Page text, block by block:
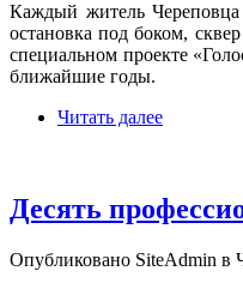
Каждый житель Череповца
остановка под боком,
специальном проекте
ближайшие годы.
Читать далее
Десять
Опубликовано SiteAdmin в